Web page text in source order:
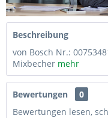
Beschreibung
von Bosch Nr.:
Mixbecher mehr
Bewertungen
0
Bewertungen lesen,